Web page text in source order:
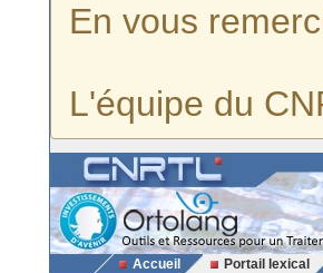
En vous
L'équipe du
Accueil Portail lexical